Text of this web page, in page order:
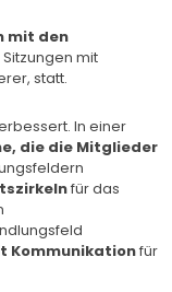
mit den
mit
statt.
In einer
die die Mitglieder
für das
Kommunikationfür